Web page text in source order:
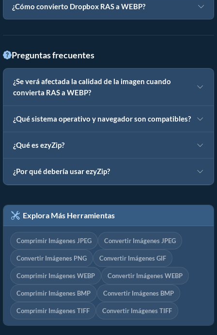
¿Cómo convierto Dropbox RAS a WEBP?
Preguntas frecuentes
¿Se verá afectada la calidad de la imagen cuando
convierta RAS a WEBP?
¿Qué sistema operativo y navegador son compatibles?
¿Qué es ezyZip?
¿Por qué debería usar ezyZip?
Explora Más Herramientas
Comprimir Imágenes JPEG Convertir Imágenes JPEG
Convertir Imágenes PNG Convertir Imágenes GIF
Comprimir Imágenes WEBP Convertir Imágenes WEBP
Comprimir Imágenes BMP Convertir Imágenes BMP
Comprimir Imágenes TIFF Convertir Imágenes TIFF